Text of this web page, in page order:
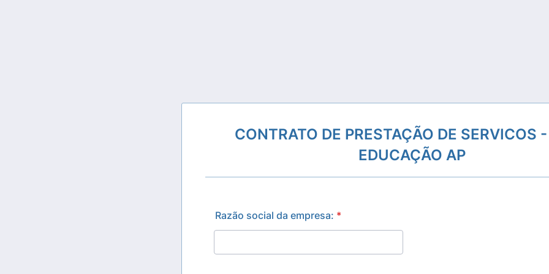
CONTRATO DE PRESTAÇÃO DE SERVICOS
EDUCAÇÃO AP
Razão social da empresa: *